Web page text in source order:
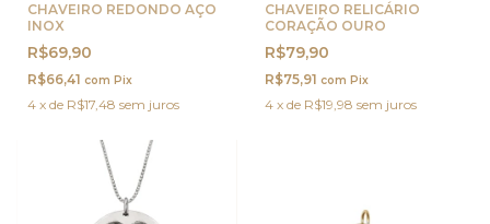
CHAVEIRO REDONDO AÇO
INOX
R$69,90
R$66,41 com Pix
4 x de R$17,48 sem juros
CHAVEIRO RELICÁRIO
CORAÇÃO OURO
R$79,90
R$75,91 com Pix
4 x de R$19,98 sem juros